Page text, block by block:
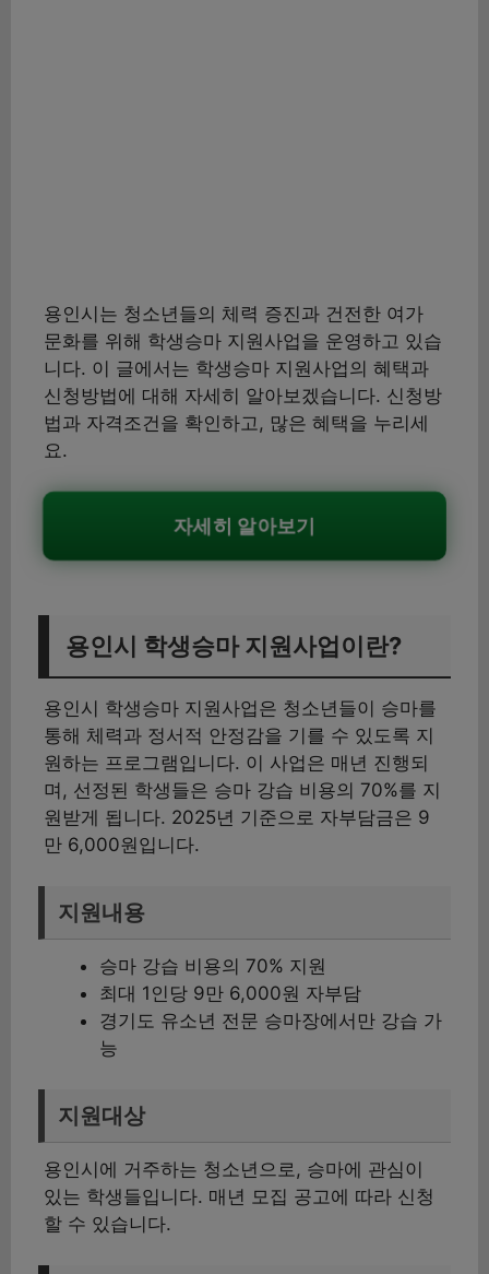
용인시는 청소년들의 체력 증진과 건전한 여가
문화를 위해 학생승마 지원사업을 운영하고 있습
니다. 이 글에서는 학생승마 지원사업의 혜택과
신청방법에 대해 자세히 알아보겠습니다. 신청방
법과 자격조건을 확인하고, 많은 혜택을 누리세
요.
자세히 알아보기
용인시 학생승마 지원사업이란?
용인시 학생승마 지원사업은 청소년들이 승마를
통해 체력과 정서적 안정감을 기를 수 있도록 지
원하는 프로그램입니다. 이 사업은 매년 진행되
며, 선정된 학생들은 승마 강습 비용의 70%를 지
원받게 됩니다. 2025년 기준으로 자부담금은 9
만 6,000원입니다.
지원내용
승마 강습 비용의 70% 지원
최대 1인당 9만 6,000원 자부담
경기도 유소년 전문 승마장에서만 강습 가
능
지원대상
용인시에 거주하는 청소년으로, 승마에 관심이
있는 학생들입니다. 매년 모집 공고에 따라 신청
할 수 있습니다.